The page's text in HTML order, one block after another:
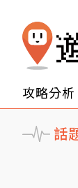
攻略分析
話